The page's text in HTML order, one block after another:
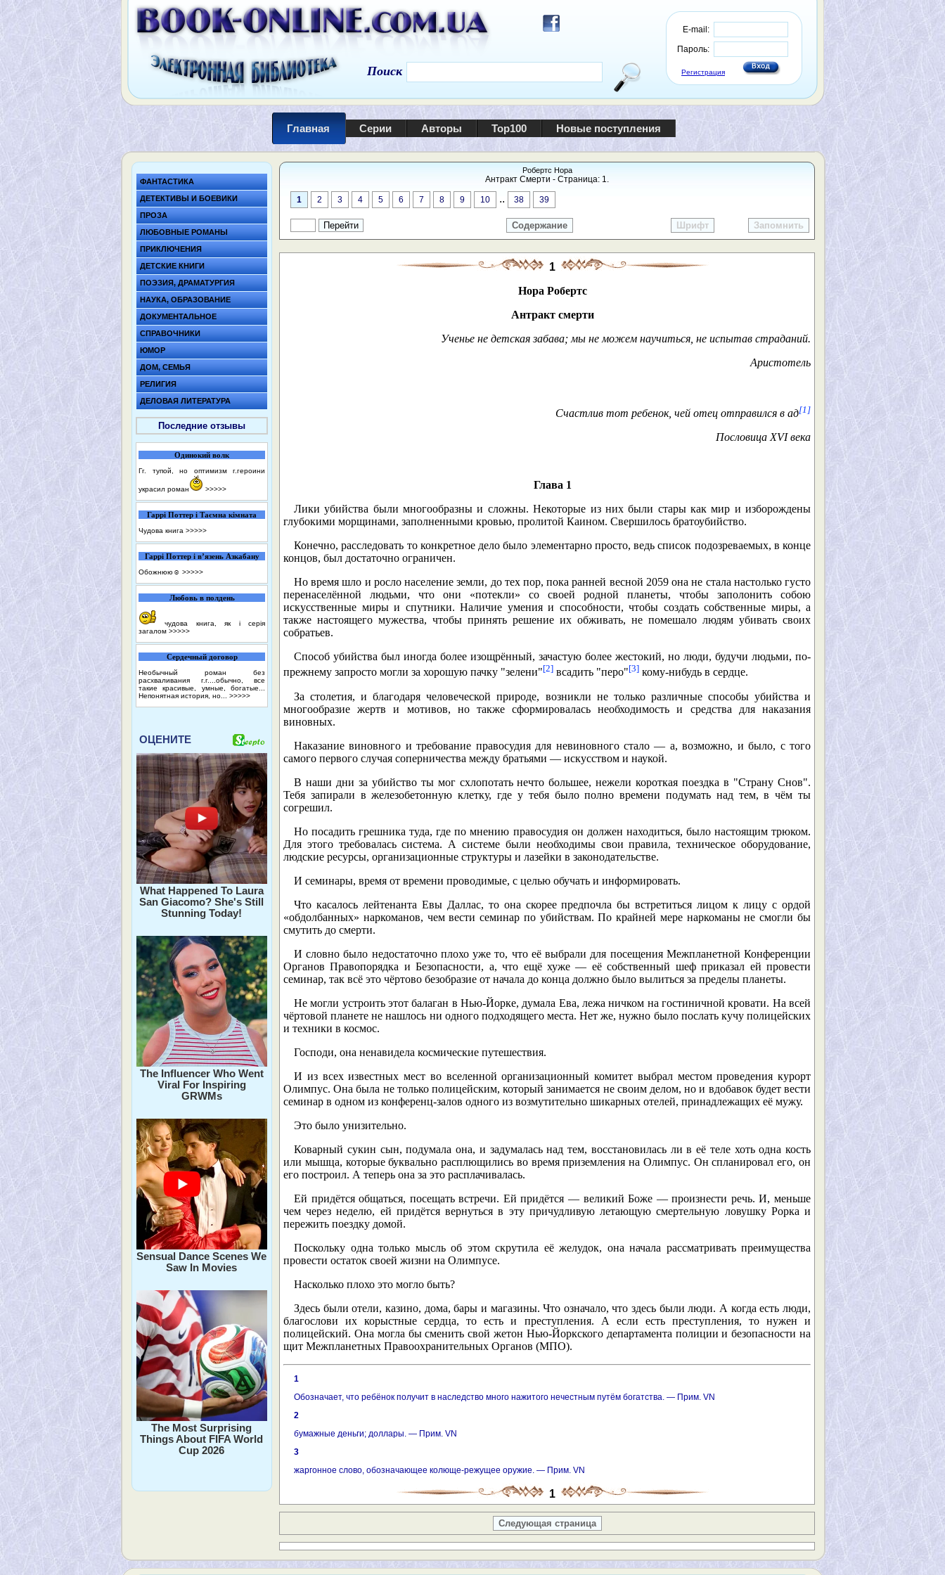
E-mail:
Пароль:
Регистрация
Поиск
Главная Серии Авторы Top100 Новые поступления
ФАНТАСТИКА
ДЕТЕКТИВЫ И БОЕВИКИ
ПРОЗА
ЛЮБОВНЫЕ РОМАНЫ
ПРИКЛЮЧЕНИЯ
ДЕТСКИЕ КНИГИ
ПОЭЗИЯ, ДРАМАТУРГИЯ
НАУКА, ОБРАЗОВАНИЕ
ДОКУМЕНТАЛЬНОЕ
СПРАВОЧНИКИ
ЮМОР
ДОМ, СЕМЬЯ
РЕЛИГИЯ
ДЕЛОВАЯ ЛИТЕРАТУРА
Последние отзывы
Одинокий волк
Гг. тупой, но оптимизм г.героини
украсил роман >>>>>
Гаррі Поттер і Таємна кімната
Чудова книга >>>>>
Гаррі Поттер і в’язень Азкабану
Обожнюю☺️ >>>>>
Любовь в полдень
чудова книга, як і серія
загалом >>>>>
Сердечный договор
Необычный роман без
расхваливания г.г....обычно, все
такие красивые, умные, богатые...
Непонятная история, но... >>>>>
ОЦЕНИТЕ
What Happened To Laura
San Giacomo? She's Still
Stunning Today!
The Influencer Who Went
Viral For Inspiring
GRWMs
Sensual Dance Scenes We
Saw In Movies
The Most Surprising
Things About FIFA World
Cup 2026
Робертс Нора
Антракт Смерти - Страница: 1.
1 2 3 4 5 6 7 8 9 10 .. 38 39
Содержание Шрифт Запомнить
1
Нора Робертс
Антракт смерти
Ученье не детская забава; мы не можем научиться, не испытав страданий.
Аристотель
Счастлив тот ребенок, чей отец отправился в ад[1]
Пословица XVI века
Глава 1
Лики убийства были многообразны и сложны. Некоторые из них были стары как мир и изборождены
глубокими морщинами, заполненными кровью, пролитой Каином. Свершилось братоубийство.
Конечно, расследовать то конкретное дело было элементарно просто, ведь список подозреваемых, в конце
концов, был достаточно ограничен.
Но время шло и росло население земли, до тех пор, пока ранней весной 2059 она не стала настолько густо
перенаселённой людьми, что они «потекли» со своей родной планеты, чтобы заполонить собою
искусственные миры и спутники. Наличие умения и способности, чтобы создать собственные миры, а
также настоящего мужества, чтобы принять решение их обживать, не помешало людям убивать своих
собратьев.
Способ убийства был иногда более изощрённый, зачастую более жестокий, но люди, будучи людьми, по-
прежнему запросто могли за хорошую пачку "зелени"[2] всадить "перо"[3] кому-нибудь в сердце.
За столетия, и благодаря человеческой природе, возникли не только различные способы убийства и
многообразие жертв и мотивов, но также сформировалась необходимость и средства для наказания
виновных.
Наказание виновного и требование правосудия для невиновного стало — а, возможно, и было, с того
самого первого случая соперничества между братьями — искусством и наукой.
В наши дни за убийство ты мог схлопотать нечто большее, нежели короткая поездка в "Страну Снов".
Тебя запирали в железобетонную клетку, где у тебя было полно времени подумать над тем, в чём ты
согрешил.
Но посадить грешника туда, где по мнению правосудия он должен находиться, было настоящим трюком.
Для этого требовалась система. А системе были необходимы свои правила, техническое оборудование,
людские ресурсы, организационные структуры и лазейки в законодательстве.
И семинары, время от времени проводимые, с целью обучать и информировать.
Что касалось лейтенанта Евы Даллас, то она скорее предпочла бы встретиться лицом к лицу с ордой
«обдолбанных» наркоманов, чем вести семинар по убийствам. По крайней мере наркоманы не смогли бы
смутить до смерти.
И словно было недостаточно плохо уже то, что её выбрали для посещения Межпланетной Конференции
Органов Правопорядка и Безопасности, а, что ещё хуже — её собственный шеф приказал ей провести
семинар, так всё это чёртово безобразие от начала до конца должно было вылиться за пределы планеты.
Не могли устроить этот балаган в Нью-Йорке, думала Ева, лежа ничком на гостиничной кровати. На всей
чёртовой планете не нашлось ни одного подходящего места. Нет же, нужно было послать кучу полицейских
и техники в космос.
Господи, она ненавидела космические путешествия.
И из всех известных мест во вселенной организационный комитет выбрал местом проведения курорт
Олимпус. Она была не только полицейским, который занимается не своим делом, но и вдобавок будет вести
семинар в одном из конференц-залов одного из возмутительно шикарных отелей, принадлежащих её мужу.
Это было унизительно.
Коварный сукин сын, подумала она, и задумалась над тем, восстановилась ли в её теле хоть одна кость
или мышца, которые буквально расплющились во время приземления на Олимпус. Он спланировал его, он
его построил. А теперь она за это расплачивалась.
Ей придётся общаться, посещать встречи. Ей придётся — великий Боже — произнести речь. И, меньше
чем через неделю, ей придётся вернуться в эту причудливую летающую смертельную ловушку Рорка и
пережить поездку домой.
Поскольку одна только мысль об этом скрутила её желудок, она начала рассматривать преимущества
провести остаток своей жизни на Олимпусе.
Насколько плохо это могло быть?
Здесь были отели, казино, дома, бары и магазины. Что означало, что здесь были люди. А когда есть люди,
благослови их корыстные сердца, то есть и преступления. А если есть преступления, то нужен и
полицейский. Она могла бы сменить свой жетон Нью-Йоркского департамента полиции и безопасности на
щит Межпланетных Правоохранительных Органов (МПО).
1
Обозначает, что ребёнок получит в наследство много нажитого нечестным путём богатства. — Прим. VN
2
бумажные деньги; доллары. — Прим. VN
3
жаргонное слово, обозначающее колюще-режущее оружие. — Прим. VN
1
Следующая страница